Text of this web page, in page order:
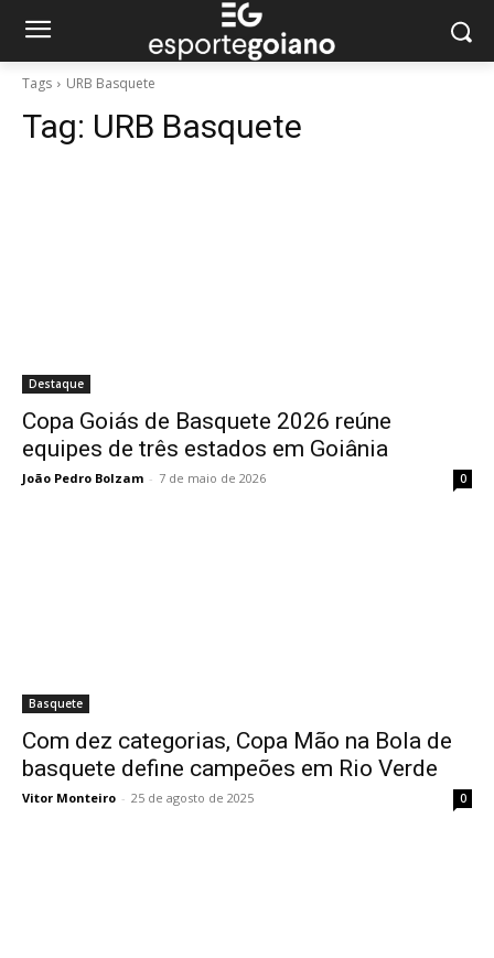
Tags URB Basquete
Tag: URB Basquete
Destaque
Copa Goiás de Basquete 2026 reúne
equipes de três estados em Goiânia
João Pedro Bolzam - 7 de maio de 2026 0
Basquete
Com dez categorias, Copa Mão na Bola de
basquete define campeões em Rio Verde
Vitor Monteiro - 25 de agosto de 2025 0